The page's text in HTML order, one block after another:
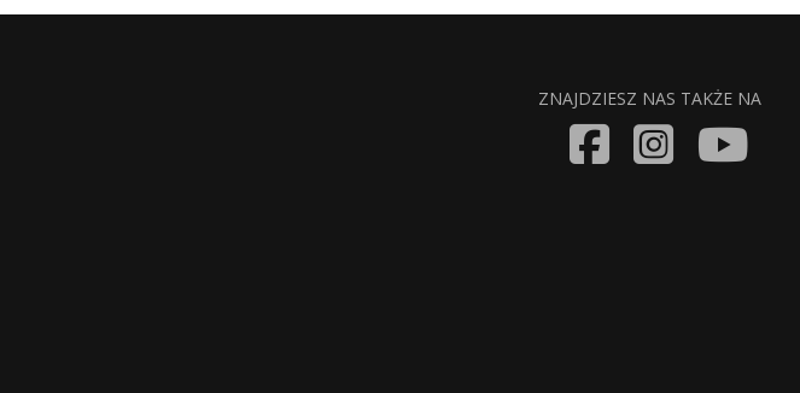
ZNAJDZIESZ NAS TAKŻE NA